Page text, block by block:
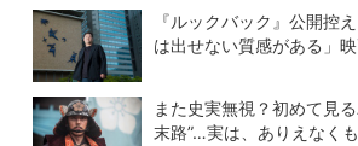
タイミングに視聴者歓喜
後は「も
『ルックバック』公開控
は出せない質感がある」
また史実無視？初めて見
末路”…実は、ありえなく